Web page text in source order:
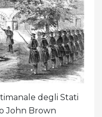
degli Stati
John Brown